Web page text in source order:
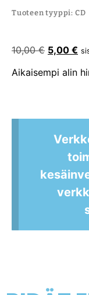
Tuoteen tyyppi: CD
10,00€ 5,00 €
Aikaisempi alin